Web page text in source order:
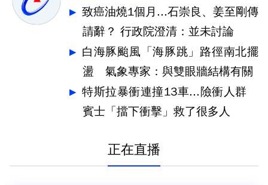
致癌油燒1個月...石崇良、姜至剛傳
請辭？ 行政院澄清：並未討論
白海豚颱風「海豚跳」路徑南北擺
盪 氣象專家：與雙眼牆結構有關
特斯拉暴衝連撞13車...險衝人群
賓士「擋下衝擊」救了很多人
正在直播